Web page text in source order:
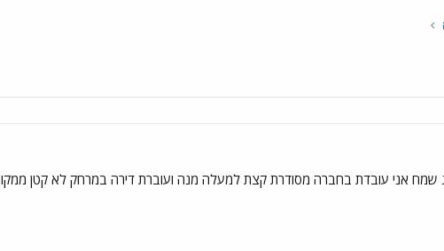
שמח אני עובדת בחברה מסודרת קצת למעלה מנה ועוברת דירה במרחק לא קטן ממקום